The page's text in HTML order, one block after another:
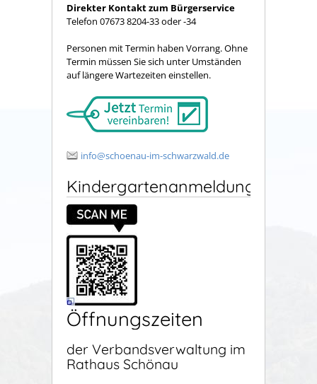
Direkter Kontakt zum Bürgerservice
Telefon 07673 8204-33 oder -34
Personen mit Termin haben Vorrang. Ohne
Termin müssen Sie sich unter Umständen
auf längere Wartezeiten einstellen.
info@schoenau-im-schwarzwald.de
Kindergartenanmeldung
Öffnungszeiten
der Verbandsverwaltung im
Rathaus Schönau